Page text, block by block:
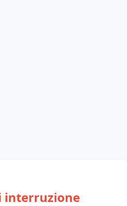
interruzione